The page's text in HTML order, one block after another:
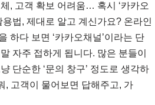
, 고객 확보 어려움… 혹시 ‘카카오
용법, 제대로 알고 계신가요? 온라인
하다 보면 ‘카카오채널’이라는 단
자주 접하게 됩니다. 많은 분들이
단순한 ‘문의 창구’ 정도로 생각하
, 고객이 물어보면 답해주고, 가